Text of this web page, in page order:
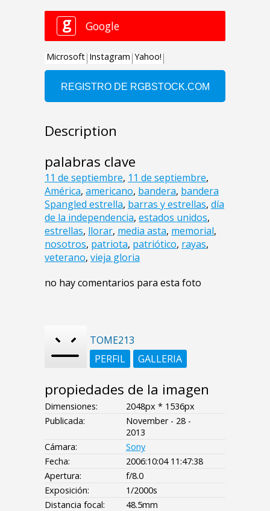
Description
palabras clave
11 de septiembre, 11 de septiembre,
América, americano, bandera, bandera
Spangled estrella, barras y estrellas, día
de la independencia, estados unidos,
estrellas, llorar, media asta, memorial,
nosotros, patriota, patriótico, rayas,
veterano, vieja gloria
no hay comentarios para esta foto
TOME213
PERFIL
GALLERIA
propiedades de la imagen
Dimensiones:
2048px * 1536px
Publicada:
November - 28 -
2013
Cámara:
Sony
Fecha:
2006:10:04 11:47:38
Apertura:
f/8.0
Exposición:
1/2000s
Distancia focal:
48.5mm